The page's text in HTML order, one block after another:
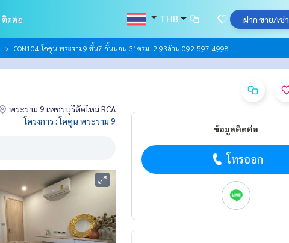
ติดต่อ THB ฝาก ขาย/เช่า
CON104 โคคูน พระราม9 ชั้น7 กั้นนอน 31ตรม. 2.93ล้าน 092-597-4998
พระราม 9 เพชรบุรีตัดใหม่ RCA
โครงการ : โคคูน พระราม 9
ข้อมูลติดต่อ
โทรออก